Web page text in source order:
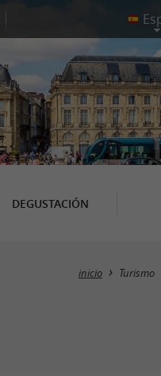
DEGUSTACIÓN
inicio Turismo